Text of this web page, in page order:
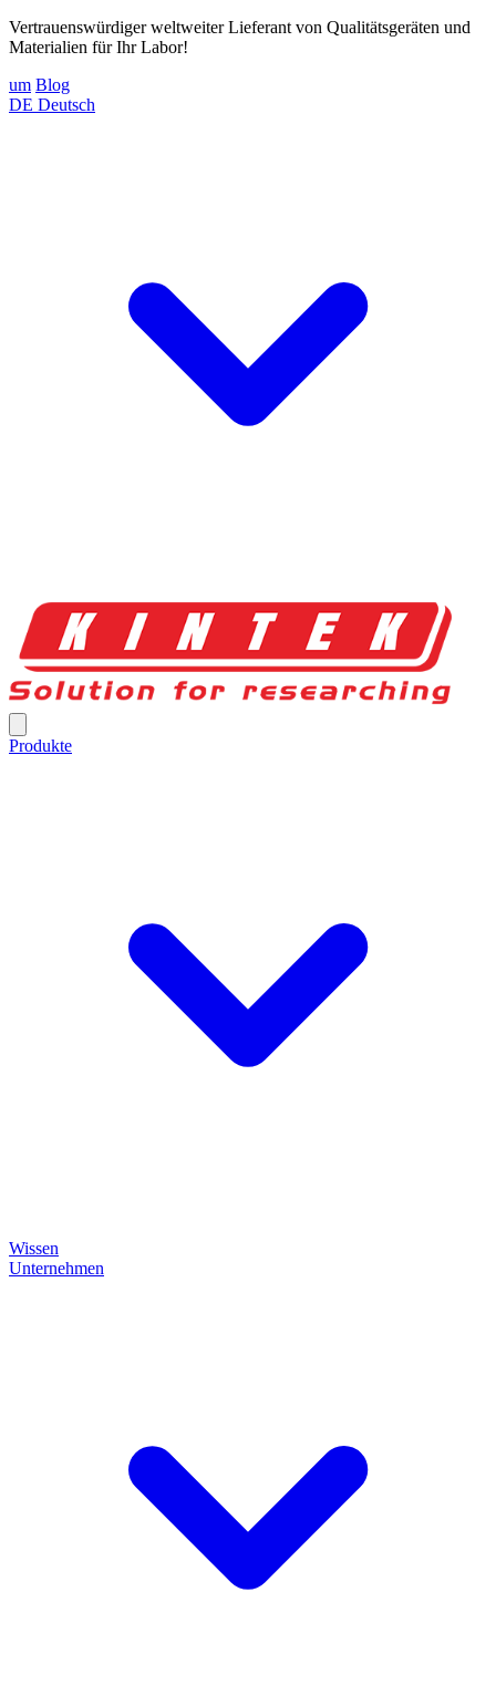
Vertrauenswürdiger weltweiter Lieferant von Qualitätsgeräten und
Materialien für Ihr Labor!
um Blog
DE Deutsch
Produkte
Wissen
Unternehmen